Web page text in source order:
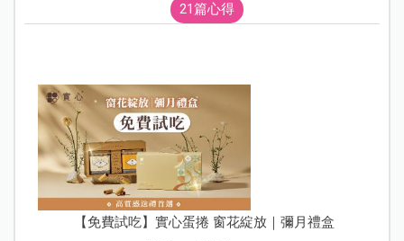
21篇心得
【免費試吃】實心蛋捲 窗花綻放｜彌月禮盒